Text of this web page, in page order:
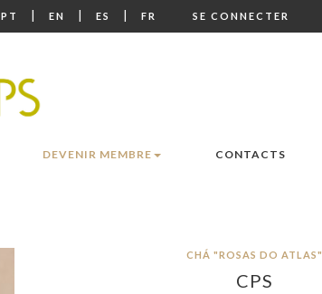
PT | EN | ES | FR SE CONNECTER
DEVENIR MEMBRE CONTACTS
CHÁ "ROSAS DO ATLAS"
CPS